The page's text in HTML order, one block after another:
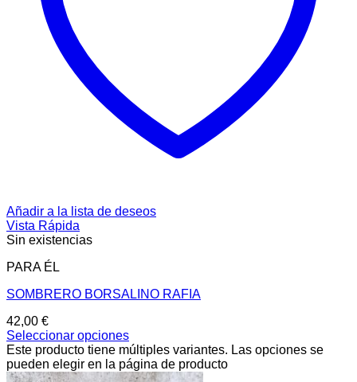
Añadir a la lista de deseos
Vista Rápida
Sin existencias
PARA ÉL
SOMBRERO BORSALINO RAFIA
42,00 €
Seleccionar opciones
Este producto tiene múltiples variantes. Las opciones se
pueden elegir en la página de producto